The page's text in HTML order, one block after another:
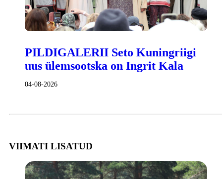
PILDIGALERII Seto Kuningriigi
uus ülemsootska on Ingrit Kala
04-08-2026
VIIMATI LISATUD